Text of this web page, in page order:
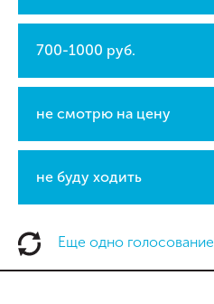
700-1000 руб.
не смотрю на цену
не буду ходить
Еще одно голосование